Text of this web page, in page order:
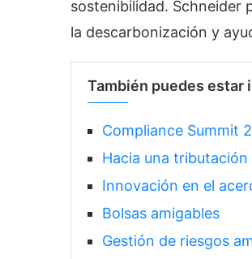
sostenibilidad. Schneider
la descarbonización y
También puedes estar
Compliance Summit
Hacia una
Innovación en el
Bolsas amigables
Gestión de riesgos